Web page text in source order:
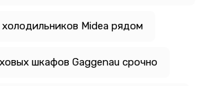
Midea рядом
шкафов Gaggenau срочно